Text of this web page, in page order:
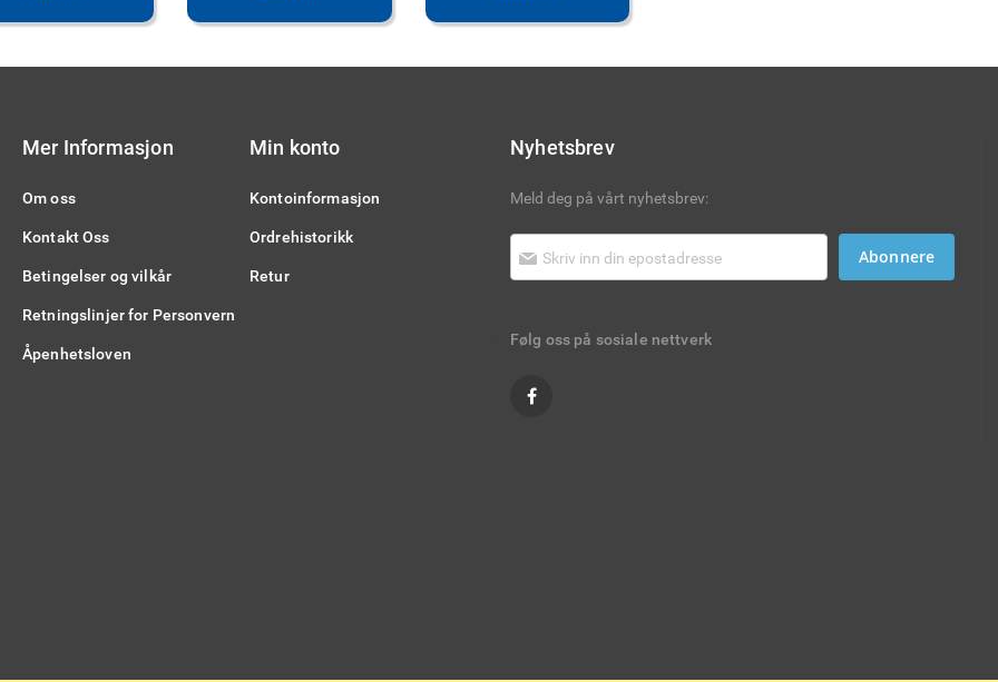
Mer Informasjon
Om oss
Kontakt Oss
Betingelser og vilkår
Retningslinjer for Personvern
Åpenhetsloven
Min konto
Kontoinformasjon
Ordrehistorikk
Retur
Nyhetsbrev
Meld deg på vårt nyhetsbrev:
Abonnere
Følg oss på sosiale nettverk